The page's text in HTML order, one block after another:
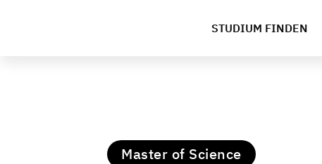
STUDIUM FINDEN
Master of Science